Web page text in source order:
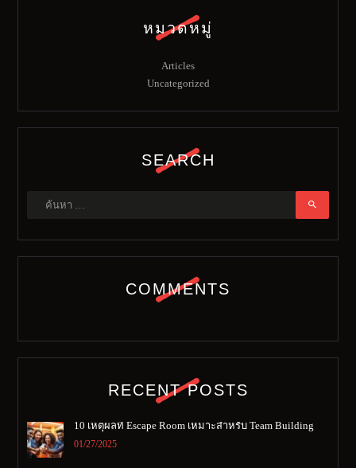
หมวดหมู่
Articles
Uncategorized
SEARCH
ค้นหา
สำหรับ:
COMMENTS
RECENT POSTS
10 เหตุผลที่ Escape Room เหมาะสำหรับ Team Building
01/27/2025